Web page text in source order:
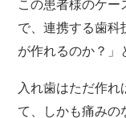
この患者様のケ
で、連携する歯科
が作れるのか？」
入れ歯はただ作
て、しかも痛みの